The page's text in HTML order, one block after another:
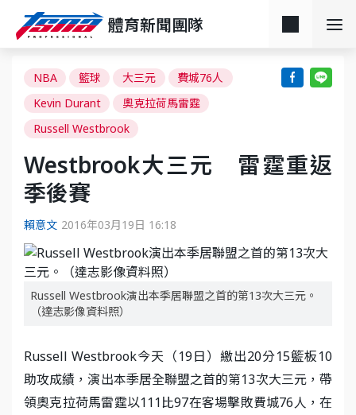
體育新聞團隊
NBA 籃球 大三元
費城76人
Kevin Durant
奧克拉荷馬雷霆
Russell Westbrook
Westbrook大三元 雷霆重返
季後賽
賴意文 2016年03月19日 16:18
Russell Westbrook演出本季居聯盟之首的第13次大三元。
（達志影像資料照）
Russell Westbrook今天（19日）繳出20分15籃板10
助攻成績，演出本季居全聯盟之首的第13次大三元，帶
領奧克拉荷馬雷霆以111比97在客場擊敗費城76人，在